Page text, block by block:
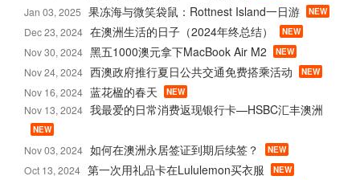
Jan 03, 2025 果冻海与微笑袋鼠：Rottnest Island一日游 NEW
Dec 23, 2024 在澳洲生活的日子（2024年终总结） NEW
Nov 30, 2024 黑五1000澳元拿下MacBook Air M2 NEW
Nov 24, 2024 西澳政府推行夏日公共交通免费搭乘活动 NEW
Nov 16, 2024 蓝花楹的春天 NEW
Nov 13, 2024 我最爱的日常消费返现银行卡—HSBC汇丰澳洲
NEW
Nov 03, 2024 如何在澳洲永居签证到期后续签？ NEW
Oct 13, 2024 第一次用礼品卡在Lululemon买衣服 NEW